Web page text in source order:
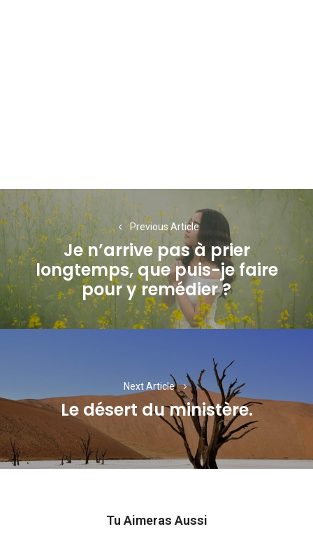
Navigation
de
l’article
Previous Article
Previous
post:
Je n’arrive pas à prier
longtemps, que puis-je faire
pour y remédier ?
Next Article
Next
post:
Le désert du ministère.
Tu Aimeras Aussi